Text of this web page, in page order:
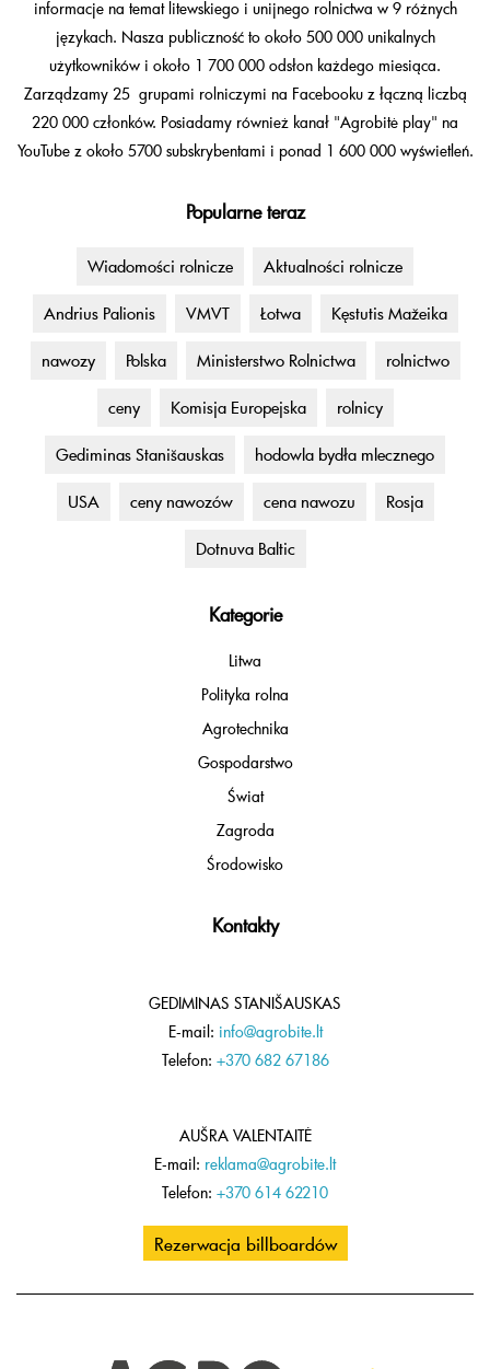
informacje na temat litewskiego i unijnego rolnictwa w 9 różnych
językach. Nasza publiczność to około 500 000 unikalnych
użytkowników i około 1 700 000 odsłon każdego miesiąca.
Zarządzamy 25 grupami rolniczymi na Facebooku z łączną liczbą
220 000 członków. Posiadamy również kanał "Agrobitė play" na
YouTube z około 5700 subskrybentami i ponad 1 600 000 wyświetleń.
Popularne teraz
Wiadomości rolnicze Aktualności rolnicze
Andrius Palionis VMVT Łotwa Kęstutis Mažeika
nawozy Polska Ministerstwo Rolnictwa rolnictwo
ceny Komisja Europejska rolnicy
Gediminas Stanišauskas hodowla bydła mlecznego
USA ceny nawozów cena nawozu Rosja
Dotnuva Baltic
Kategorie
Litwa
Polityka rolna
Agrotechnika
Gospodarstwo
Świat
Zagroda
Środowisko
Kontakty
GEDIMINAS STANIŠAUSKAS
E-mail: info@agrobite.lt
Telefon: +370 682 67186
AUŠRA VALENTAITĖ
E-mail: reklama@agrobite.lt
Telefon: +370 614 62210
Rezerwacja billboardów